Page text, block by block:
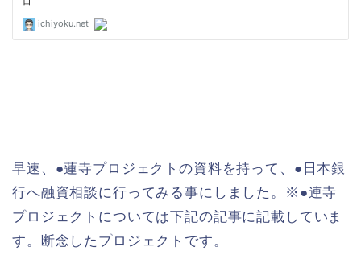
早速、●蓮寺プロジェクトの資料を持って、●日本銀
行へ融資相談に行ってみる事にしました。※●連寺
プロジェクトについては下記の記事に記載していま
す。断念したプロジェクトです。